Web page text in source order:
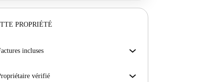
PROPRIÉTÉ
Factures incluses
couvrant le loyer et les services pour une
Propriétaire vérifié